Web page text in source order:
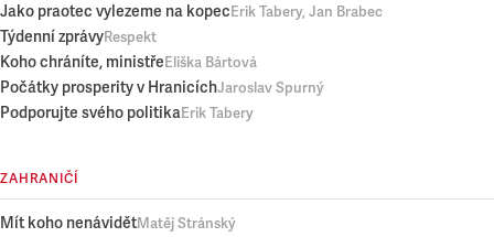
Jako praotec vylezeme na kopecErik Tabery, Jan Brabec
Týdenní zprávyRespekt
Koho chráníte, ministřeEliška Bártová
Počátky prosperity v HranicíchJaroslav Spurný
Podporujte svého politikaErik Tabery
ZAHRANIČÍ
Mít koho nenávidětMatěj Stránský